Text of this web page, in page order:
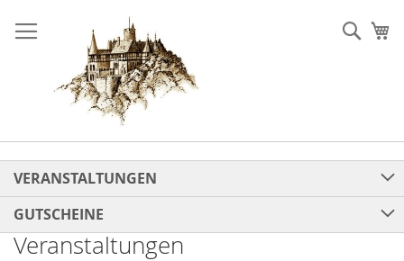
zum
Inhalt
VERANSTALTUNGEN
GUTSCHEINE
Veranstaltungen